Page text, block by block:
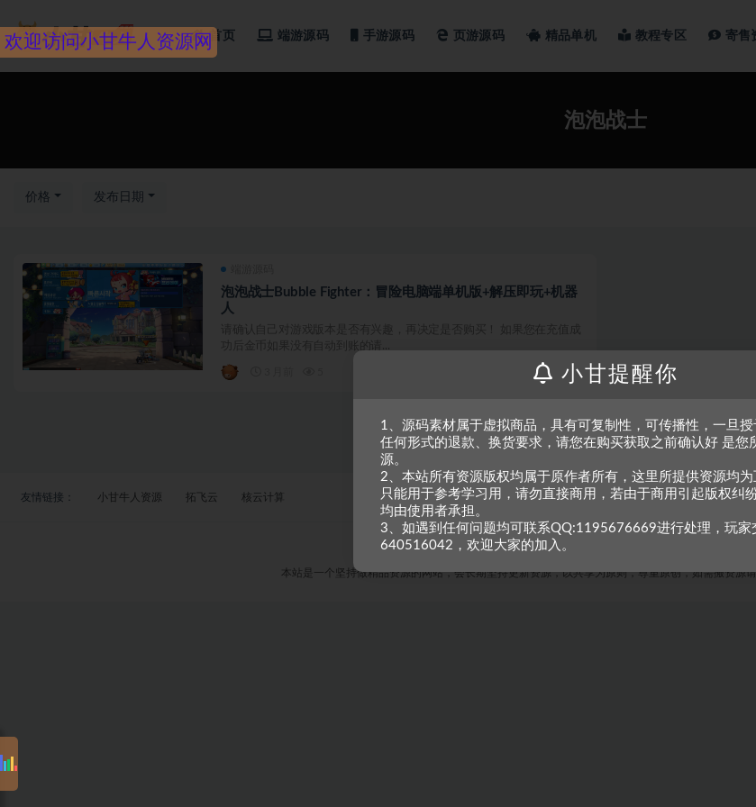
首页 端游源码 手游源码 页游源码 精品单机 教程专区 寄售
泡泡战士
价格 发布日期
泡泡战士Bubble Fighter：冒险电脑端单机版+解压即玩+机器
人
请确认自己对游戏版本是否有兴趣，再决定是否购买！ 如果您在充值成
功后金币如果没有自动到账的请...
200
友情链接： 小甘牛人资源 拓飞云 核云计算
Copyright © 2023 小甘牛人资源网
本站是一个坚持做精品资源的网站，会长期坚持更新资源，以共享为原则，尊重原创，如需搬资源
小甘提醒你
1、源码素材属于虚拟商品，具有可复制性，可传播性，一旦
任何形式的退款、换货要求，请您在购买获取之前确认好 是您
源。
2、本站所有资源版权均属于原作者所有，这里所提供资源均
只能用于参考学习用，请勿直接商用，若由于商用引起版权纠
均由使用者承担。
3、如遇到任何问题均可联系QQ:1195676669进行处理，玩家
640516042，欢迎大家的加入。
欢迎访问小甘牛人资源网